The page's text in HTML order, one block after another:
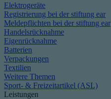
Elektrogeräte
Registrierung bei der stiftung ear
Meldepflichten bei der stiftung ear
Handelsrücknahme
Eigenrücknahme
Batterien
Verpackungen
Textilien
Weitere Themen
Sport- & Freizeitartikel (ASL)
Leistungen